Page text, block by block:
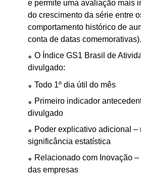
e permite uma avaliação mais
do crescimento da série entre
comportamento histórico de
conta de datas comemorativas).
O Índice GS1 Brasil de
divulgado:
Todo 1º dia útil do mês
Primeiro indicador
divulgado
Poder explicativo adicional –
significância estatística
Relacionado com Inovação
das empresas